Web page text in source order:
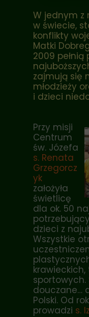
W jednym z
w świecie,
konflikty
Matki
2009 pełnią
zajmują się
młodzieży
i dzieci
Przy misji
Centrum
św. Józefa
s. Renata
Grzegorcz
yk
założyła
świetlicę
dla ok. 50
dzieci z
Wszystkie
sportowych.
douczane…
Polski. Od
prowadzi s.